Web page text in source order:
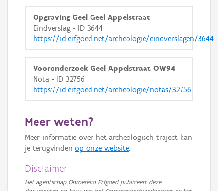
Opgraving Geel Geel Appelstraat
Eindverslag - ID 3644
https://id.erfgoed.net/archeologie/eindverslagen/3644
Vooronderzoek Geel Appelstraat OW94
Nota - ID 32756
https://id.erfgoed.net/archeologie/notas/32756
Meer weten?
Meer informatie over het archeologisch traject kan
je terugvinden op onze website.
Disclaimer
Het agentschap Onroerend Erfgoed publiceert deze